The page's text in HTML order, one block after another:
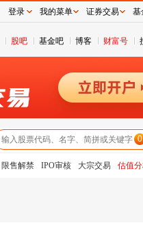
股吧 基金吧 博客 财富号
0
限售解禁 IPO审核 大宗交易 估值
登录 我的菜单 证券交易 基